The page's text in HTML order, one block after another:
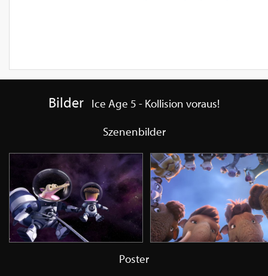
Bilder Ice Age 5 - Kollision voraus!
Szenenbilder
Poster